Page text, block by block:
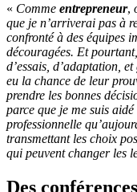
« Comme entrepreneur,
que je n’arriverai pas à
confronté à des équipes
découragées. Et
d’essais, d’adaptation,
eu la chance de leur
prendre les bonnes
parce que je me suis
professionnelle
transmettant les choix
qui peuvent changer les
Des